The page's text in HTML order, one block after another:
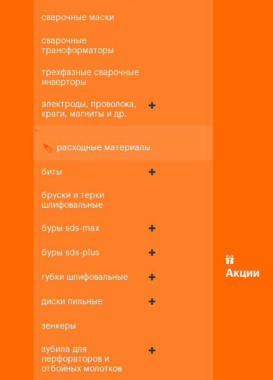
сварочные маски
сварочные
трансформаторы
трехфазные сварочные
инверторы
электроды, проволока,
краги, магниты и др.
+-
расходные материалы
биты
бруски и терки
шлифовальные
буры sds-max
буры sds-plus
губки шлифовальные
диски пильные
зенкеры
зубила для
перфораторов и
отбойных молотков
Акции